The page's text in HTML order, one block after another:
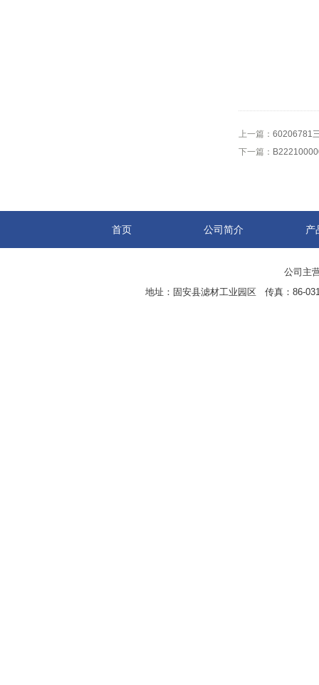
上一篇： 60206781
下一篇：
首页 公司简介 产
公司主
地址：固安县滤材工业园区 传真：86-